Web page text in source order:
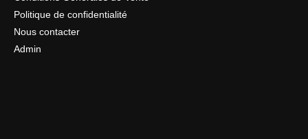
Politique de confidentialité
Nous contacter
Admin